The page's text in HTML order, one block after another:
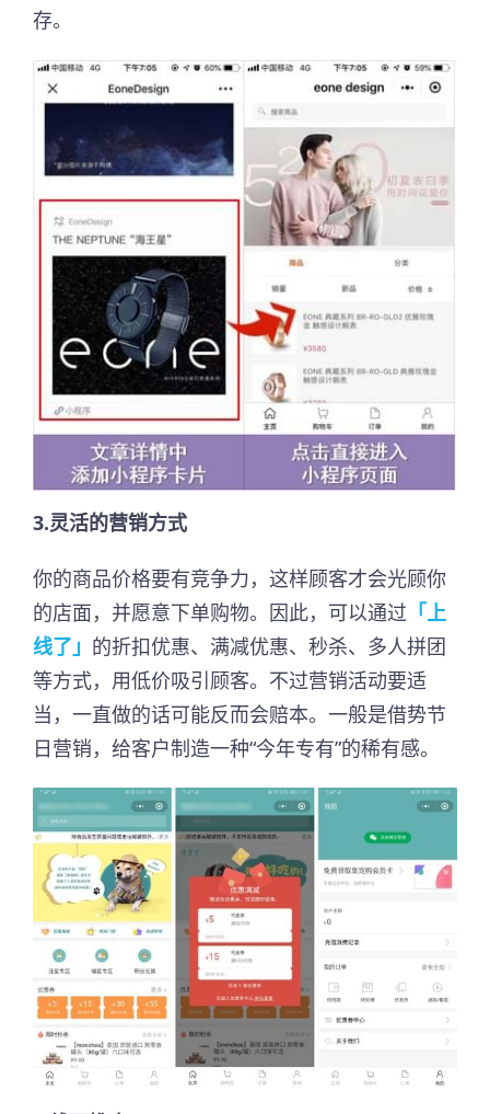
存。
3.灵活的营销方式
你的商品价格要有竞争力，这样顾客才会光顾你
的店面，并愿意下单购物。因此，可以通过 「上
线了」 的折扣优惠、满减优惠、秒杀、多人拼团
等方式，用低价吸引顾客。不过营销活动要适
当，一直做的话可能反而会赔本。一般是借势节
日营销，给客户制造一种“今年专有”的稀有感。